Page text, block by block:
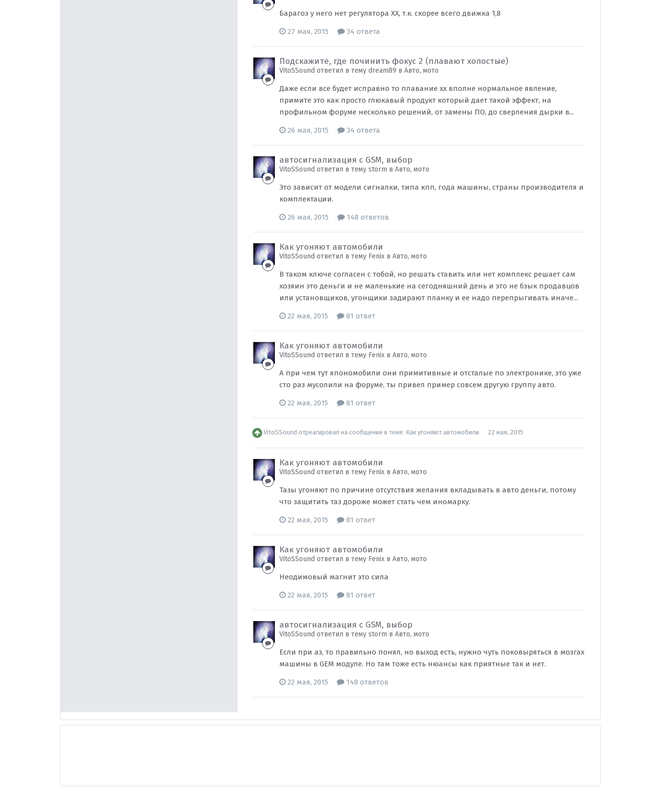
Барагоз у него нет регулятора ХХ, т.к. скорее всего движка 1,8
27 мая, 2015 34 ответа
Подскажите, где починить фокус 2 (плавают холостые)
VitoSSound ответил в тему dream89 вАвто, мото
Даже если все будет исправно то плавание хх вполне нормальное явление,
примите это как просто глюкавый продукт который дает такой эффект, на
профильном форуме несколько решений, от замены ПО, до сверления дырки в...
26 мая, 2015 34 ответа
автосигнализация с GSM, выбор
VitoSSound ответил в тему storm вАвто, мото
Это зависит от модели сигналки, типа кпп, года машины, страны производителя и
комплектации.
26 мая, 2015 148 ответов
Как угоняют автомобили
VitoSSound ответил в тему Fenix вАвто, мото
В таком ключе согласен с тобой, но решать ставить или нет комплекс решает сам
хозяин это деньги и не маленькие на сегодняшний день и это не бзык продавцов
или установщиков, угонщики задирают планку и ее надо перепрыгивать иначе...
22 мая, 2015 81 ответ
Как угоняют автомобили
VitoSSound ответил в тему Fenix вАвто, мото
А при чем тут япономобили они примитивные и отсталые по электронике, это уже
сто раз мусолили на форуме, ты привел пример совсем другую группу авто.
22 мая, 2015 81 ответ
VitoSSound отреагировал на сообщение в теме: Как угоняют автомобили 22 мая, 2015
Как угоняют автомобили
VitoSSound ответил в тему Fenix вАвто, мото
Тазы угоняют по причине отсутствия желания вкладывать в авто деньги, потому
что защитить таз дороже может стать чем иномарку.
22 мая, 2015 81 ответ
Как угоняют автомобили
VitoSSound ответил в тему Fenix вАвто, мото
Неодимовый магнит это сила
22 мая, 2015 81 ответ
автосигнализация с GSM, выбор
VitoSSound ответил в тему storm вАвто, мото
Если при аз, то правильно понял, но выход есть, нужно чуть поковыряться в мозгах
машины в GEM модуле. Но там тоже есть нюансы как приятные так и нет.
22 мая, 2015 148 ответов